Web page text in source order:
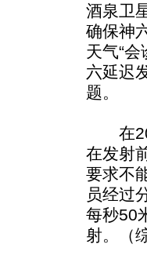
酒泉卫
确保神
天气“
六延迟
题。
在
在发射
要求不
员经过
每秒50
射。（